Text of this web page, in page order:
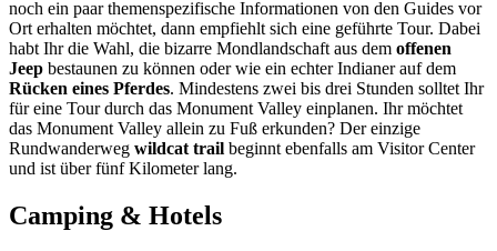
noch ein paar themenspezifische Informationen von den Guides vor
Ort erhalten möchtet, dann empfiehlt sich eine geführte Tour. Dabei
habt Ihr die Wahl, die bizarre Mondlandschaft aus dem offenen
Jeep bestaunen zu können oder wie ein echter Indianer auf dem
Rücken eines Pferdes. Mindestens zwei bis drei Stunden solltet Ihr
für eine Tour durch das Monument Valley einplanen. Ihr möchtet
das Monument Valley allein zu Fuß erkunden? Der einzige
Rundwanderweg wildcat trail beginnt ebenfalls am Visitor Center
und ist über fünf Kilometer lang.
Camping & Hotels